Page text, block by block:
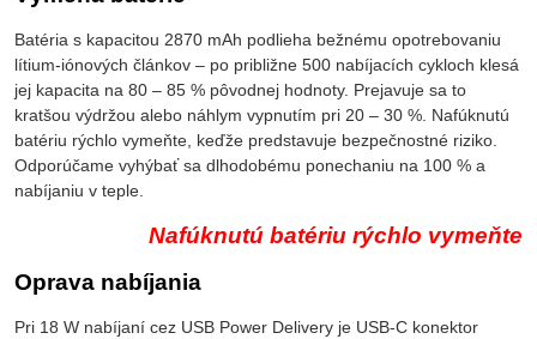
Batéria s kapacitou 2870 mAh podlieha bežnému opotrebovaniu
lítium-iónových článkov – po približne 500 nabíjacích cykloch klesá
jej kapacita na 80 – 85 % pôvodnej hodnoty. Prejavuje sa to
kratšou výdržou alebo náhlym vypnutím pri 20 – 30 %. Nafúknutú
batériu rýchlo vymeňte, keďže predstavuje bezpečnostné riziko.
Odporúčame vyhýbať sa dlhodobému ponechaniu na 100 % a
nabíjaniu v teple.
Nafúknutú batériu rýchlo vymeňte
Oprava nabíjania
Pri 18 W nabíjaní cez USB Power Delivery je USB-C konektor